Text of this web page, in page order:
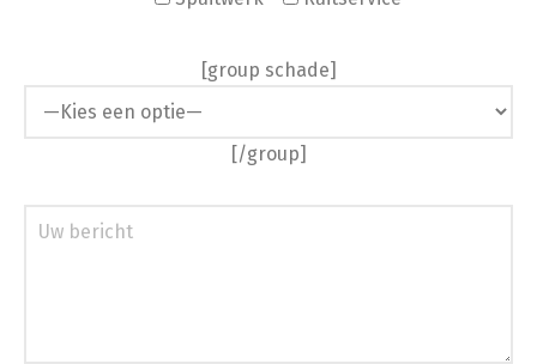
[group schade]
[/group]